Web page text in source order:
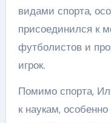
видами спорта,
присоединился к
футболистов и
игрок.
Помимо спорта,
к наукам,